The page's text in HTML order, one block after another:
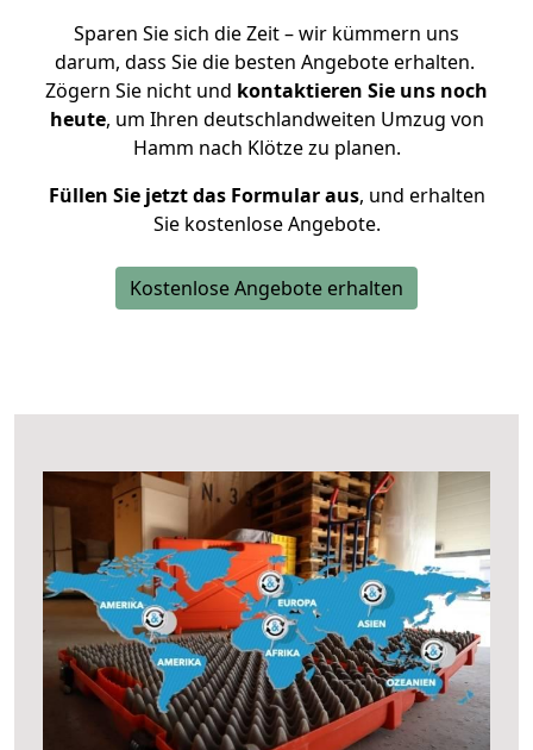
Sparen Sie sich die Zeit – wir kümmern uns
darum, dass Sie die besten Angebote erhalten.
Zögern Sie nicht und kontaktieren Sie uns noch
heute, um Ihren deutschlandweiten Umzug von
Hamm nach Klötze zu planen.
Füllen Sie jetzt das Formular aus, und erhalten
Sie kostenlose Angebote.
Kostenlose Angebote erhalten